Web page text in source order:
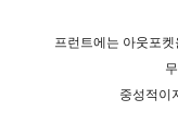
프런트에는 아웃포
중성적이